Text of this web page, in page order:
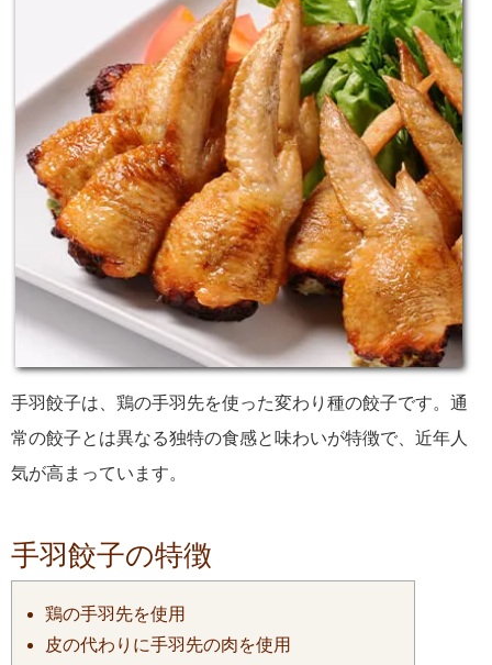
手羽餃子は、鶏の手羽先を使った変わり種の餃子です。通
常の餃子とは異なる独特の食感と味わいが特徴で、近年人
気が高まっています。
手羽餃子の特徴
鶏の手羽先を使用
皮の代わりに手羽先の肉を使用